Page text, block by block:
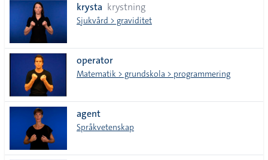
krysta krystning
Sjukvård > graviditet
operator
Matematik > grundskola > programmering
agent
Språkvetenskap